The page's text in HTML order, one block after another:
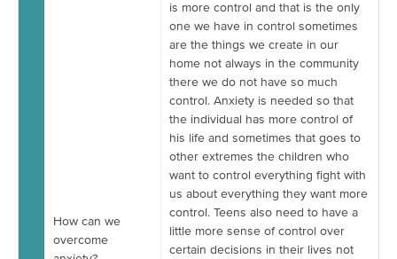
How can we
overcome
is more control and that is the only
one we have in control sometimes
are the things we create in our
home not always in the community
there we do not have so much
control. Anxiety is needed so that
the individual has more control of
his life and sometimes that goes to
other extremes the children who
want to control everything fight with
us about everything they want more
control. Teens also need to have a
little more sense of control over
certain decisions in their lives not